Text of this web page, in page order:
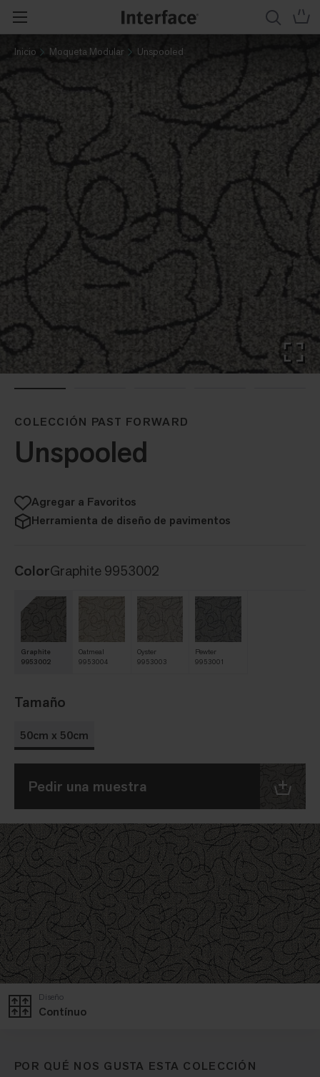
Inicio Moqueta Modular Unspooled
Contínuo
Diseño
COLECCIÓN PAST FORWARD
Unspooled
Agregar a Favoritos
Herramienta de diseño de pavimentos
ColorGraphite 9953002
Graphite
9953002
Oatmeal
9953004
Oyster
9953003
Pewter
9953001
Tamaño
50cm x 50cm
Pedir una muestra
POR QUÉ NOS GUSTA ESTA COLECCIÓN